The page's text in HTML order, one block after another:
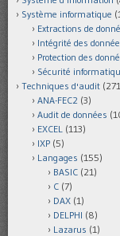
Système informatique
Extractions de
Intégrité des
Protection des
Sécurité
Techniques d'audit
ANA-FEC2 (3)
Audit de données
EXCEL (113)
IXP (5)
Langages (155)
BASIC (21)
C (7)
DAX (1)
DELPHI (8)
Lazarus (1)